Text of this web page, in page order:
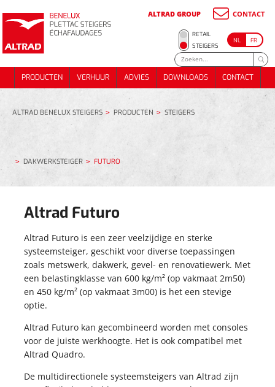
ALTRAD GROUP CONTACT
RETAIL
STEIGERS
NL FR
PRODUCTEN
METSSTEIGER
TRAPPEN EN PUBLIEKE TOEGANG
EVENTS
ALUMINIUM DAKWERKSTELLING 74 m²
KOPPELINGEN
STEIGERNETTEN
STEIGERPLANKEN
ROLSTEIGERS
VERHUUR ADVIES DOWNLOADS CONTACT
METSSTEIGER
ONDERSTEUNINGS- STEIGER
KOPPELINGEN
STEIGERNETTEN
STEIGERPLANKEN
WERKBRUGGEN
DOWNLOADS
ALTRAD BENELUX STEIGERS PRODUCTEN STEIGERS
DAKWERKSTEIGER FUTURO
Altrad Futuro
Altrad Futuro is een zeer veelzijdige en sterke
systeemsteiger, geschikt voor diverse toepassingen
zoals metswerk, dakwerk, gevel- en renovatiewerk. Met
een belastingklasse van 600 kg/m² (op vakmaat 2m50)
en 450 kg/m² (op vakmaat 3m00) is het een stevige
optie.
Altrad Futuro kan gecombineerd worden met consoles
voor de juiste werkhoogte. Het is ook compatibel met
Altrad Quadro.
De multidirectionele systeemsteigers van Altrad zijn